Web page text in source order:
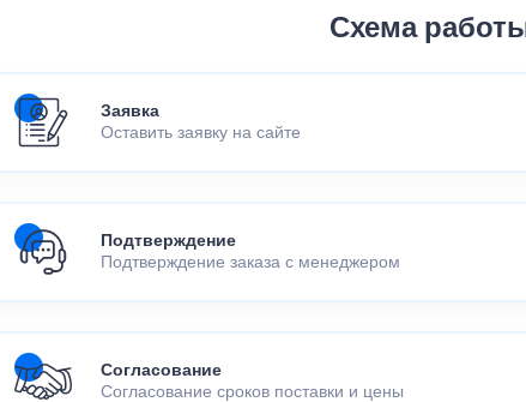
Схема
Заявка
Оставить заявку на сайте
Подтверждение
Подтверждение заказа с менеджером
Согласование
Согласование сроков поставки и цены